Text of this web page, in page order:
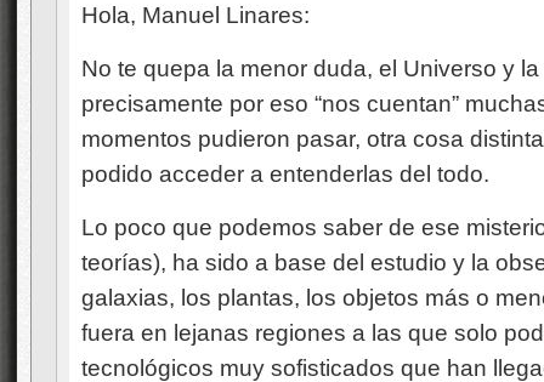
Hola, Manuel Linares:
No te quepa la menor duda, el Universo y
precisamente por eso “nos cuentan”
momentos pudieron pasar, otra cosa
podido acceder a entenderlas del todo.
Lo poco que podemos saber de ese
teorías), ha sido a base del estudio y la
galaxias, los plantas, los objetos más o
fuera en lejanas regiones a las que solo
tecnológicos muy sofisticados que han